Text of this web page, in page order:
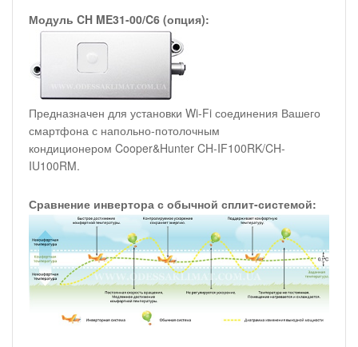
Модуль CH ME31-00/C6 (опция):
Предназначен для установки Wi-Fi соединения Вашего
смартфона с напольно-потолочным
кондиционером Cooper&Hunter CH-IF100RK/CH-
IU100RM.
Сравнение инвертора с обычной сплит-системой: